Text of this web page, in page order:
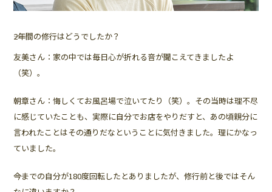
――2年間の修行はどうでしたか？
友美さん：家の中では毎日心が折れる音が聞こえてきましたよ
（笑）。
朝章さん：悔しくてお風呂場で泣いてたり（笑）。その当時は理不尽
に感じていたことも、実際に自分でお店をやりだすと、あの頃親分に
言われたことはその通りだなということに気付きました。理にかなっ
ていました。
――今までの自分が180度回転したとありましたが、修行前と後ではそん